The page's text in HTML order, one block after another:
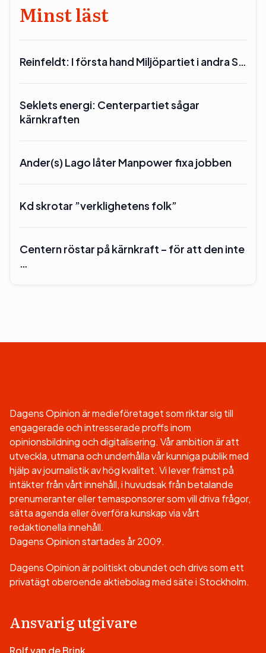
Minst läst
Reinfeldt: I första hand Miljöpartiet i andra S…
Seklets energi: Centerpartiet sågar
kärnkraften
Ander(s) Lago låter Manpower fixa jobben
Kd skrotar ”verklighetens folk”
Centern röstar på kärnkraft – för att den inte
…
Dagens Opinion är medieföretaget som riktar sig till
engagerade och intresserade proffs inom
opinionsbildning och digitalisering. Vår ambition är att
utveckla, utmana och underhålla vår kunniga publik med
hjälp av journalistik av hög kvalitet. Vi lever främst på
intäkter från vårt innehåll, i huvudsak från betalande
prenumeranter eller temasponsorer som vill driva frågor,
sätta agenda eller överföra kunskap via vårt
redaktionella innehåll.
Dagens Opinion startades år 2009.
Dagens Opinion är politiskt obundet och drivs som ett
privatägt oberoende aktiebolag med säte i Stockholm.
Ansvarig utgivare
Rolf van de Brink